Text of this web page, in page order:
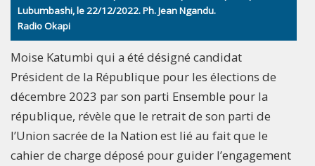
Lubumbashi, le 22/12/2022. Ph. Jean Ngandu.
Radio Okapi
Moise Katumbi qui a été désigné candidat
Président de la République pour les élections de
décembre 2023 par son parti Ensemble pour la
république, révèle que le retrait de son parti de
l’Union sacrée de la Nation est lié au fait que le
cahier de charge déposé pour guider l’engagement